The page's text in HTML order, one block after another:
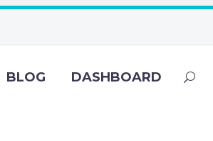
BLOG DASHBOARD